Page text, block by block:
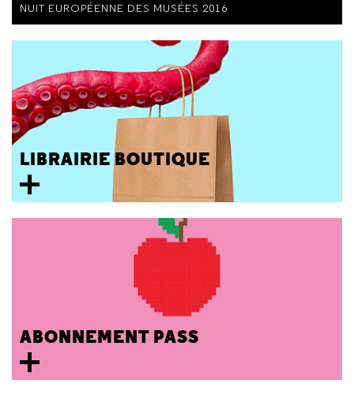
NUIT EUROPÉENNE DES MUSÉES 2016
LIBRAIRIE BOUTIQUE
ABONNEMENT PASS